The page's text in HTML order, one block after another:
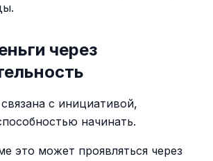
через
с инициативой,
начинать.
это может проявляться через